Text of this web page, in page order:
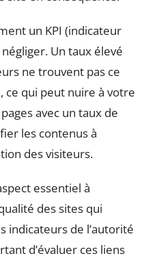
un KPI (indicateur
Un taux élevé
ne trouvent pas ce
ce qui peut nuire à votre
avec un taux de
les contenus à
des visiteurs.
essentiel à
des sites qui
indicateurs de l’autorité
d’évaluer ces liens